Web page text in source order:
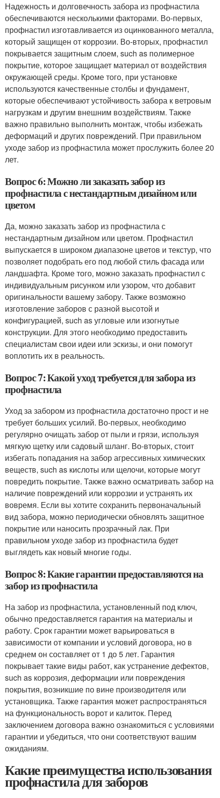
Надежность и долговечность забора из профнастила
обеспечиваются несколькими факторами. Во-первых,
профнастил изготавливается из оцинкованного металла,
который защищен от коррозии. Во-вторых, профнастил
покрывается защитным слоем, such as полимерное
покрытие, которое защищает материал от воздействия
окружающей среды. Кроме того, при установке
используются качественные столбы и фундамент,
которые обеспечивают устойчивость забора к ветровым
нагрузкам и другим внешним воздействиям. Также
важно правильно выполнить монтаж, чтобы избежать
деформаций и других повреждений. При правильном
уходе забор из профнастила может прослужить более 20
лет.
Вопрос 6: Можно ли заказать забор из
профнастила с нестандартным дизайном или
цветом
Да, можно заказать забор из профнастила с
нестандартным дизайном или цветом. Профнастил
выпускается в широком диапазоне цветов и текстур, что
позволяет подобрать его под любой стиль фасада или
ландшафта. Кроме того, можно заказать профнастил с
индивидуальным рисунком или узором, что добавит
оригинальности вашему забору. Также возможно
изготовление заборов с разной высотой и
конфигурацией, such as угловые или изогнутые
конструкции. Для этого необходимо предоставить
специалистам свои идеи или эскизы, и они помогут
воплотить их в реальность.
Вопрос 7: Какой уход требуется для забора из
профнастила
Уход за забором из профнастила достаточно прост и не
требует больших усилий. Во-первых, необходимо
регулярно очищать забор от пыли и грязи, используя
мягкую щетку или садовый шланг. Во-вторых, стоит
избегать попадания на забор агрессивных химических
веществ, such as кислоты или щелочи, которые могут
повредить покрытие. Также важно осматривать забор на
наличие повреждений или коррозии и устранять их
вовремя. Если вы хотите сохранить первоначальный
вид забора, можно периодически обновлять защитное
покрытие или наносить прозрачный лак. При
правильном уходе забор из профнастила будет
выглядеть как новый многие годы.
Вопрос 8: Какие гарантии предоставляются на
забор из профнастила
На забор из профнастила, установленный под ключ,
обычно предоставляется гарантия на материалы и
работу. Срок гарантии может варьироваться в
зависимости от компании и условий договора, но в
среднем он составляет от 1 до 5 лет. Гарантия
покрывает такие виды работ, как устранение дефектов,
such as коррозия, деформации или повреждения
покрытия, возникшие по вине производителя или
установщика. Также гарантия может распространяться
на функциональность ворот и калиток. Перед
заключением договора важно ознакомиться с условиями
гарантии и убедиться, что они соответствуют вашим
ожиданиям.
Какие преимущества использования
профнастила для заборов